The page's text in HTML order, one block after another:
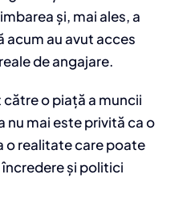
și, mai ales, a
acum au avut acces
de angajare.
o piață a muncii
nu mai este privită ca o
o realitate care poate
și politici